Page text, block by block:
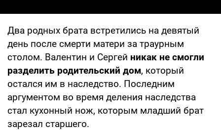
Два родных брата встретились на девятый
день после смерти матери за траурным
столом. Валентин и Сергей никак не смогли
разделить родительский дом, который
остался им в наследство. Последним
аргументом во время деления наследства
стал кухонный нож, которым младший брат
зарезал старшего.